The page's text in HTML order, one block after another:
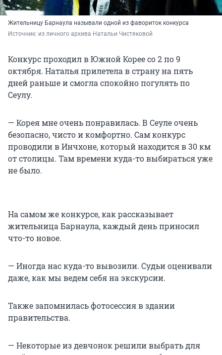
Жительницу Барнаула называли одной из фавориток конкурса
Источник: из личного архива Натальи Чистяковой
Конкурс проходил в Южной Корее со 2 по 9
октября. Наталья прилетела в страну на пять
дней раньше и смогла спокойно погулять по
Сеулу.
— Корея мне очень понравилась. В Сеуле очень
безопасно, чисто и комфортно. Сам конкурс
проводили в Инчхоне, который находится в 30 км
от столицы. Там времени куда-то выбираться уже
не было.
На самом же конкурсе, как рассказывает
жительница Барнаула, каждый день приносил
что-то новое.
— Иногда нас куда-то вывозили. Судьи оценивали
даже, как мы ведем себя на экскурсии.
Также запомнилась фотосессия в здании
правительства.
— Некоторые из девчонок решили выбрать для